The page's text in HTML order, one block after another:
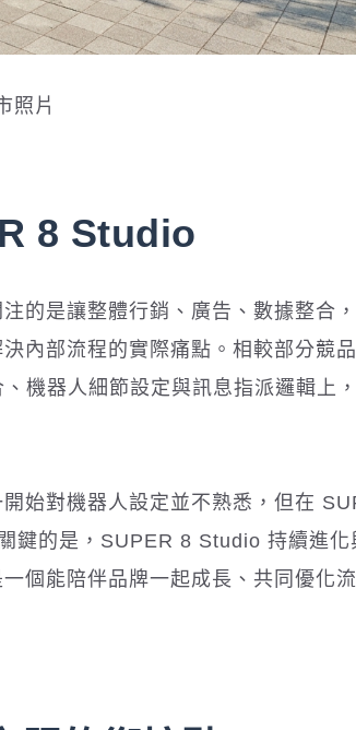
照片
8 Studio
的是讓整體行銷、廣告、數據整合
內部流程的實際痛點。相較部分競
機器人細節設定與訊息指派邏輯上
始對機器人設定並不熟悉，但在
鍵的是，SUPER 8 Studio 持續進化
個能陪伴品牌一起成長、共同優化